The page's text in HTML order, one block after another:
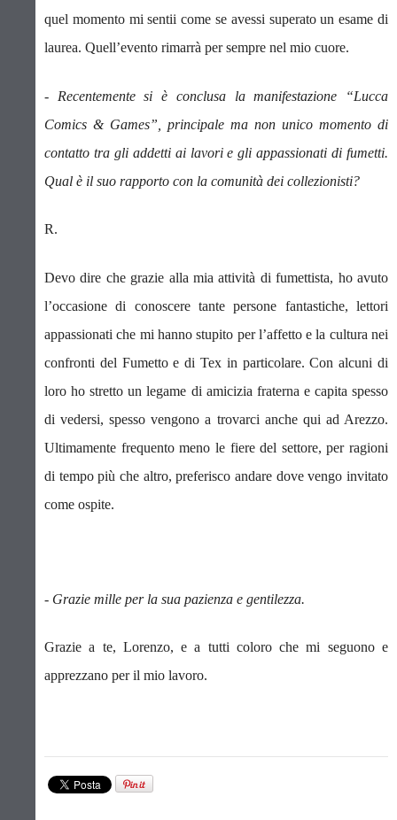
quel momento mi sentii come se avessi superato un esame di
laurea. Quell’evento rimarrà per sempre nel mio cuore.
- Recentemente si è conclusa la manifestazione “Lucca
Comics & Games”, principale ma non unico momento di
contatto tra gli addetti ai lavori e gli appassionati di fumetti.
Qual è il suo rapporto con la comunità dei collezionisti?
R.
Devo dire che grazie alla mia attività di fumettista, ho avuto
l’occasione di conoscere tante persone fantastiche, lettori
appassionati che mi hanno stupito per l’affetto e la cultura nei
confronti del Fumetto e di Tex in particolare. Con alcuni di
loro ho stretto un legame di amicizia fraterna e capita spesso
di vedersi, spesso vengono a trovarci anche qui ad Arezzo.
Ultimamente frequento meno le fiere del settore, per ragioni
di tempo più che altro, preferisco andare dove vengo invitato
come ospite.
- Grazie mille per la sua pazienza e gentilezza.
Grazie a te, Lorenzo, e a tutti coloro che mi seguono e
apprezzano per il mio lavoro.